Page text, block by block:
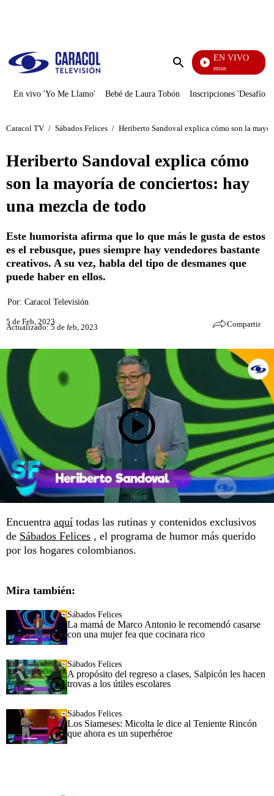
Enviar
EN VIVO
Noches De Premier
En vivo 'Yo Me Llamo' Bebé de Laura Tobón Inscripciones 'Desafío'
Caracol TV / Sábados Felices / Heriberto Sandoval explica cómo son la
Heriberto Sandoval explica cómo
son la mayoría de conciertos: hay
una mezcla de todo
Este humorista afirma que lo que más le gusta de estos
es el rebusque, pues siempre hay vendedores bastante
creativos. A su vez, habla del tipo de desmanes que
puede haber en ellos.
Por: Caracol Televisión
5 de Feb, 2023
Actualizado: 5 de feb, 2023 Compartir
Encuentra aquí todas las rutinas y contenidos exclusivos
de Sábados Felices , el programa de humor más querido
por los hogares colombianos.
Mira también:
Sábados Felices
La mamá de Marco Antonio le recomendó casarse
con una mujer fea que cocinara rico
Sábados Felices
A propósito del regreso a clases, Salpicón les hacen
trovas a los útiles escolares
Sábados Felices
Los Siameses: Micolta le dice al Teniente Rincón
que ahora es un superhéroe